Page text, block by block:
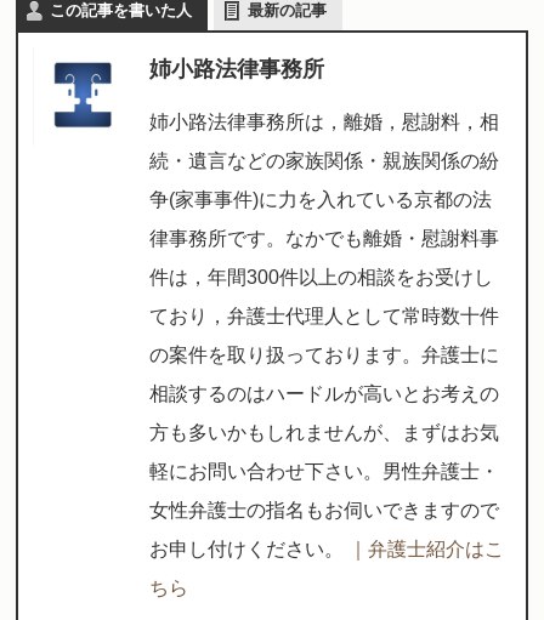
この記事を書いた人 最新の記事
姉小路法律事務所
姉小路法律事務所は，離婚，慰謝料，相
続・遺言などの家族関係・親族関係の紛
争(家事事件)に力を入れている京都の法
律事務所です。なかでも離婚・慰謝料事
件は，年間300件以上の相談をお受けし
ており，弁護士代理人として常時数十件
の案件を取り扱っております。弁護士に
相談するのはハードルが高いとお考えの
方も多いかもしれませんが、まずはお気
軽にお問い合わせ下さい。男性弁護士・
女性弁護士の指名もお伺いできますので
お申し付けください。
｜弁護士紹介はこ
ちら